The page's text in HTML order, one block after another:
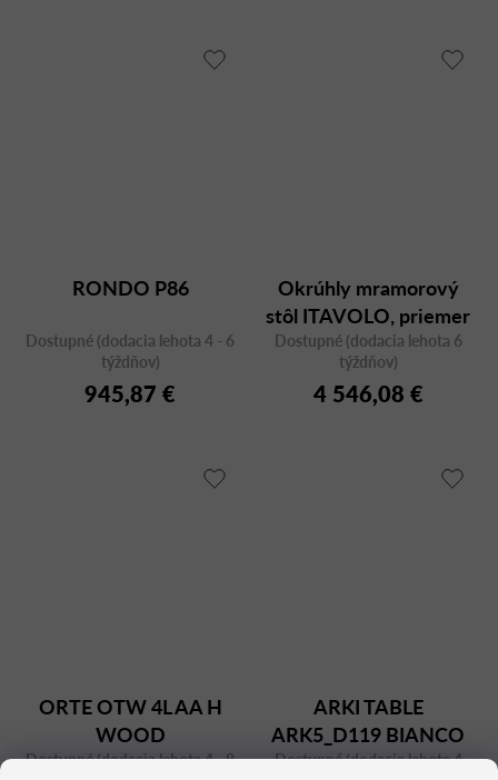
RONDO P86
Dostupné (dodacia lehota 4 - 6
týždňov)
945,87 €
Okrúhly mramorový
stôl ITAVOLO, priemer
140 cm
Dostupné (dodacia lehota 6
týždňov)
4 546,08 €
ORTE OTW 4L AA H
WOOD
Dostupné (dodacia lehota 4 - 8
ARKI TABLE
ARK5_D119 BIANCO
Dostupné (dodacia lehota 4